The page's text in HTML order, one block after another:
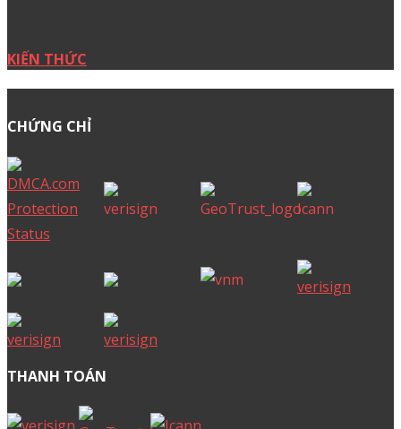
CÂU HỎI THƯỜNG GẶP
Cách tạo yêu cầu hỗ trợ
Cách cấu hình DNS tên miền
Khai báo tên miền quốc tế
Vòng đời một tên miền
Hướng dẫn đăng nhập trang ID Mắt Bão
Từ vựng công nghệ
Cloud Hosting